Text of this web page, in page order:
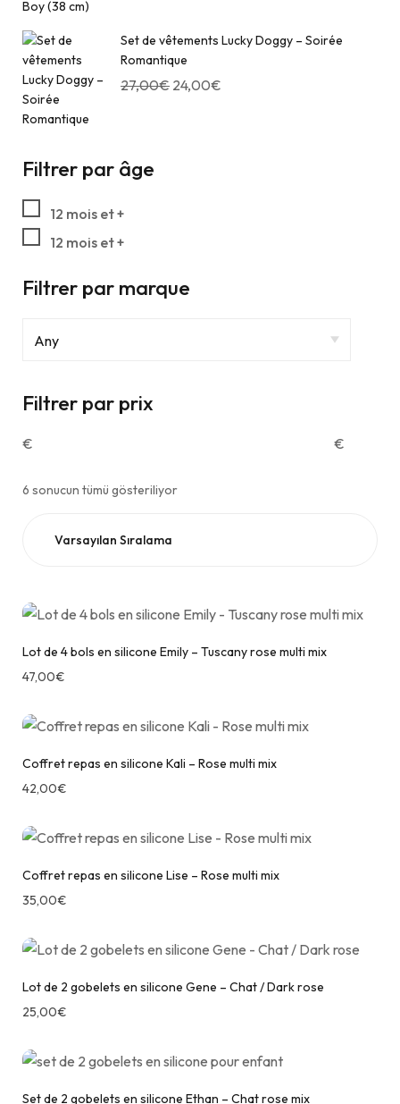
Set de vêtements Lucky Doggy – Soirée
Romantique
27,00€ 24,00€
Filtrer par âge
12 mois et +
12 mois et +
Filtrer par marque
Filtrer par prix
€ €
6 sonucun tümü gösteriliyor
Lot de 4 bols en silicone Emily – Tuscany rose multi mix
47,00€
Coffret repas en silicone Kali – Rose multi mix
42,00€
Coffret repas en silicone Lise – Rose multi mix
35,00€
Lot de 2 gobelets en silicone Gene – Chat / Dark rose
25,00€
Set de 2 gobelets en silicone Ethan – Chat rose mix